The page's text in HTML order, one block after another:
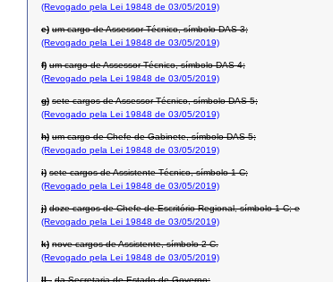
(Revogado pela Lei 19848 de 03/05/2019)
e) um cargo de Assessor Técnico, símbolo DAS-3;
(Revogado pela Lei 19848 de 03/05/2019)
f) um cargo de Assessor Técnico, símbolo DAS-4;
(Revogado pela Lei 19848 de 03/05/2019)
g) sete cargos de Assessor Técnico, símbolo DAS-5;
(Revogado pela Lei 19848 de 03/05/2019)
h) um cargo de Chefe de Gabinete, símbolo DAS-5;
(Revogado pela Lei 19848 de 03/05/2019)
i) sete cargos de Assistente Técnico, símbolo 1-C;
(Revogado pela Lei 19848 de 03/05/2019)
j) doze cargos de Chefe de Escritório Regional, símbolo 1-C; e
(Revogado pela Lei 19848 de 03/05/2019)
k) nove cargos de Assistente, símbolo 2-C.
(Revogado pela Lei 19848 de 03/05/2019)